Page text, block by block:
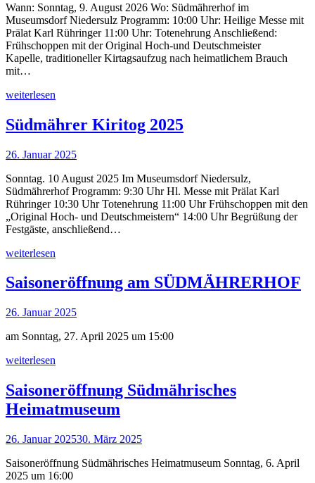
Wann: Sonntag, 9. August 2026 Wo: Südmährerhof im
Museumsdorf Niedersulz Programm: 10:00 Uhr: Heilige Messe mit
Prälat Karl Rühringer 11:00 Uhr: Totenehrung Anschließend:
Frühschoppen mit der Original Hoch-und Deutschmeister
Kapelle, traditioneller Kirtagsaufzug nach heimatlichem Brauch
mit…
weiterlesen
Südmährer Kiritog 2025
26. Januar 2025
Sonntag. 10 August 2025 Im Museumsdorf Niedersulz,
Südmährerhof Programm: 9:30 Uhr Hl. Messe mit Prälat Karl
Rühringer 10:30 Uhr Totenehrung 11:00 Uhr Frühschoppen mit den
„Original Hoch- und Deutschmeistern“ 14:00 Uhr Begrüßung der
Festgäste, anschließend…
weiterlesen
Saisoneröffnung am SÜDMÄHRERHOF
26. Januar 2025
am Sonntag, 27. April 2025 um 15:00
weiterlesen
Saisoneröffnung Südmährisches
Heimatmuseum
26. Januar 202530. März 2025
Saisoneröffnung Südmährisches Heimatmuseum Sonntag, 6. April
2025 um 16:00